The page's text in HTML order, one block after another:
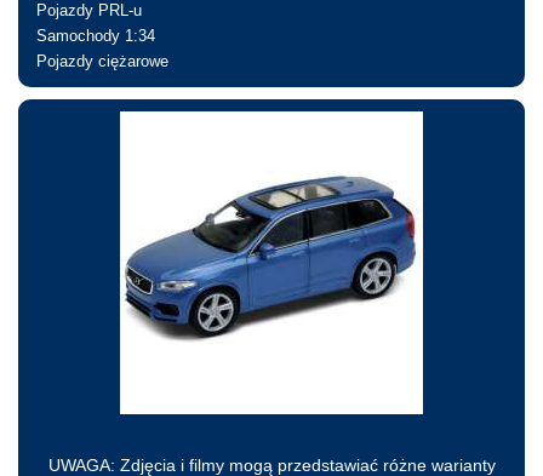
Pojazdy PRL-u
Samochody 1:34
Pojazdy ciężarowe
Nie jesteś zalogowany
UWAGA: Zdjęcia i filmy mogą przedstawiać różne warianty